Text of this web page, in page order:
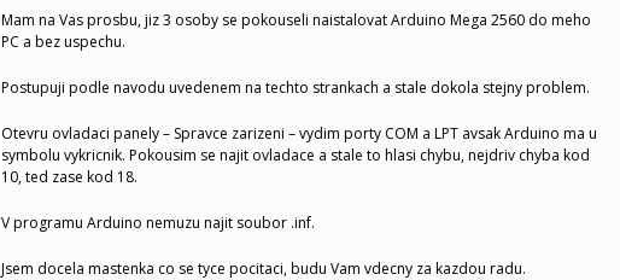
Mam na Vas prosbu, jiz 3 osoby se pokouseli naistalovat Arduino Mega 2560 do meho
PC a bez uspechu.
Postupuji podle navodu uvedenem na techto strankach a stale dokola stejny problem.
Otevru ovladaci panely – Spravce zarizeni – vydim porty COM a LPT avsak Arduino ma u
symbolu vykricnik. Pokousim se najit ovladace a stale to hlasi chybu, nejdriv chyba kod
10, ted zase kod 18.
V programu Arduino nemuzu najit soubor .inf.
Jsem docela mastenka co se tyce pocitaci, budu Vam vdecny za kazdou radu.